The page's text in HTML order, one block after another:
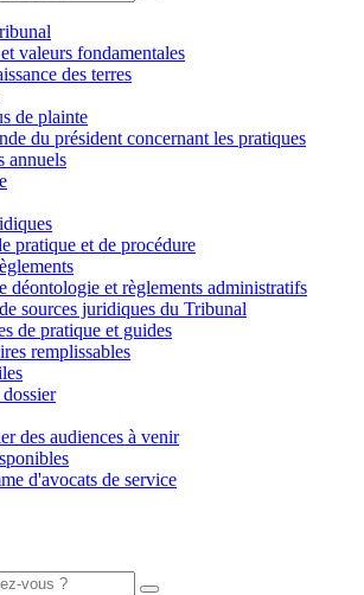
valeurs fondamentales
des terres
de plainte
du président concernant les pratiques
annuels
pratique et de procédure
déontologie et règlements administratifs
sources juridiques du Tribunal
de pratique et guides
remplissables
des audiences à venir
d'avocats de service